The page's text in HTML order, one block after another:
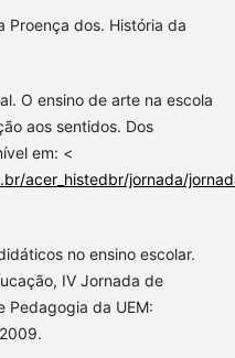
Proença dos. História da
O ensino de arte na escola
aos sentidos. Dos
em: <
acer_histedbr/jornada/
no ensino escolar.
IV Jornada de
Pedagogia da UEM: